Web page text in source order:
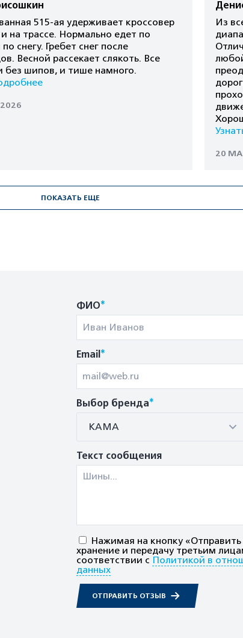
515-ая удерживает кроссовер
и на трассе. Нормально едет по
снегу. Гребет снег после
Весной рассекает слякоть. Все
без шипов, и тише намного.
Из
20
ПОКАЗАТЬ ЕЩЕ
ФИО*
Email*
Выбор бренда*
КАМА
Текст сообщения
Нажимая на кнопку
хранение и передачу третьим
соответствии с Политикой в
данных
ОТПРАВИТЬ ОТЗЫВ